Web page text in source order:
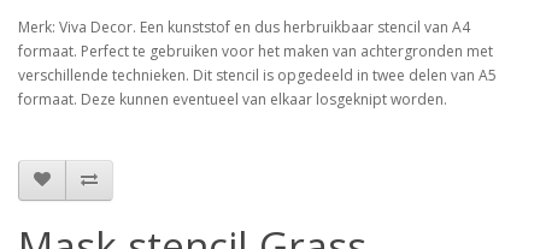
Merk: Viva Decor. Een kunststof en dus herbruikbaar stencil van A4
formaat. Perfect te gebruiken voor het maken van achtergronden met
verschillende technieken. Dit stencil is opgedeeld in twee delen van A5
formaat. Deze kunnen eventueel van elkaar losgeknipt worden.